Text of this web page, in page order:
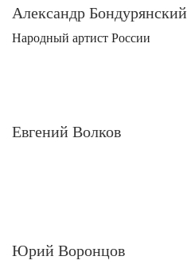
Александр Бондурянский
Народный артист России
Евгений Волков
Юрий Воронцов